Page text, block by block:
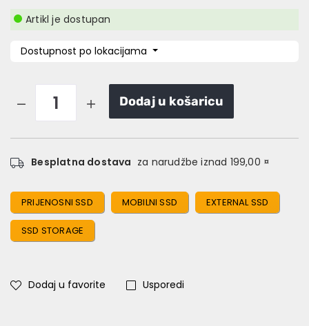
Artikl je dostupan
Dostupnost po lokacijama
Dodaj u košaricu
Besplatna dostava za narudžbe iznad 199,00 ¤
PRIJENOSNI SSD MOBILNI SSD EXTERNAL SSD
SSD STORAGE
Dodaj u favorite Usporedi